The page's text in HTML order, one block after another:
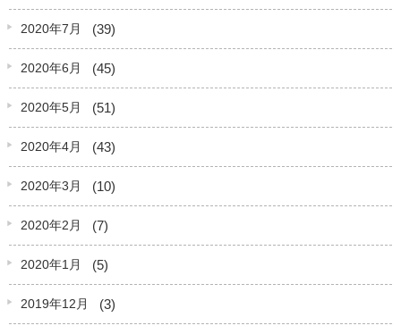
2020年7月 (39)
2020年6月 (45)
2020年5月 (51)
2020年4月 (43)
2020年3月 (10)
2020年2月 (7)
2020年1月 (5)
2019年12月 (3)